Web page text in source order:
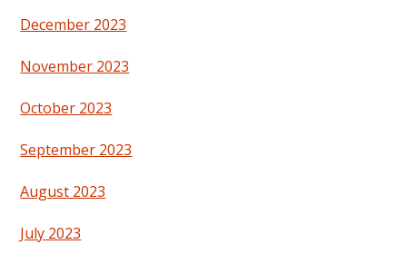
December 2023
November 2023
October 2023
September 2023
August 2023
July 2023